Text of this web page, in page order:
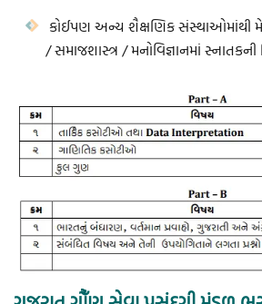
કોઈપણ અન્ય શૈક્ષણિક સંસ્થાઓમાંથી
/ સમાજશાસ્ત્ર / મનોવિજ્ઞાનમાં સ્નાતકની